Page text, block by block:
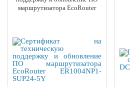
маршрутизатора EcoRouter